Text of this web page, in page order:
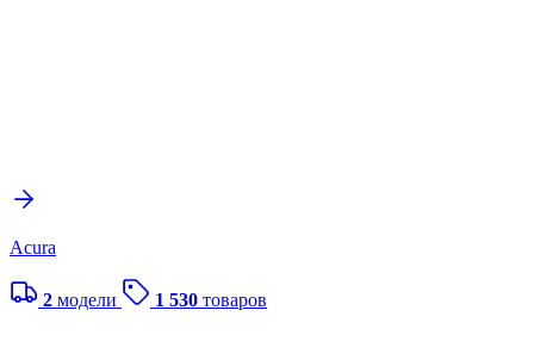
Acura
2 модели 1 530 товаров